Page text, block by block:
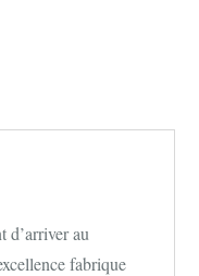
d’arriver au
fabrique